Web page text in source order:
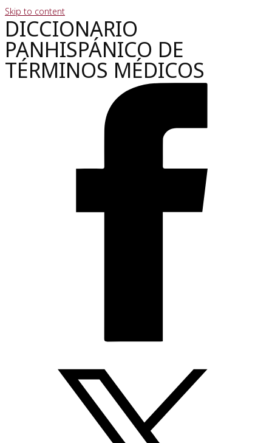
Skip to content
DICCIONARIO
PANHISPÁNICO DE
TÉRMINOS MÉDICOS